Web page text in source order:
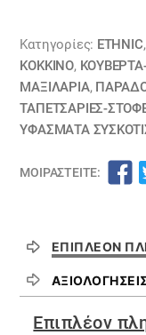
Κατηγορίες: ETHNIC,
ΚΟΚΚΙΝΟ,
ΜΑΞΙΛΆΡΙΑ,
ΤΑΠΕΤΣΑΡΙΕΣ-
ΥΦΆΣΜΑΤΑ
ΜΟΙΡΑΣΤΕΊΤΕ:
ΕΠΙΠΛΈΟΝ
Επιπλέον